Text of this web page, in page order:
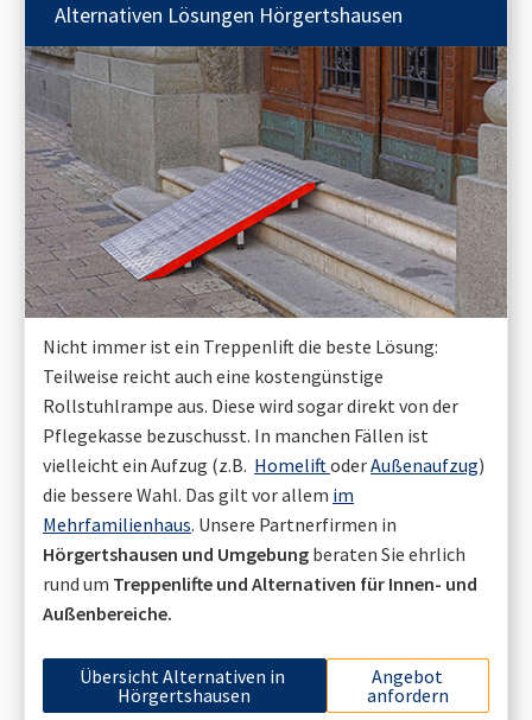
Alternativen Lösungen Hörgertshausen
Nicht immer ist ein Treppenlift die beste Lösung:
Teilweise reicht auch eine kostengünstige
Rollstuhlrampe aus. Diese wird sogar direkt von der
Pflegekasse bezuschusst. In manchen Fällen ist
vielleicht ein Aufzug (z.B. HomeliftoderAußenaufzug)
die bessere Wahl. Das gilt vor allem im
Mehrfamilienhaus. Unsere Partnerfirmen in
Hörgertshausen und Umgebung beraten Sie ehrlich
rund um Treppenlifte und Alternativen für Innen- und
Außenbereiche.
Übersicht Alternativen in
Hörgertshausen
Angebot
anfordern